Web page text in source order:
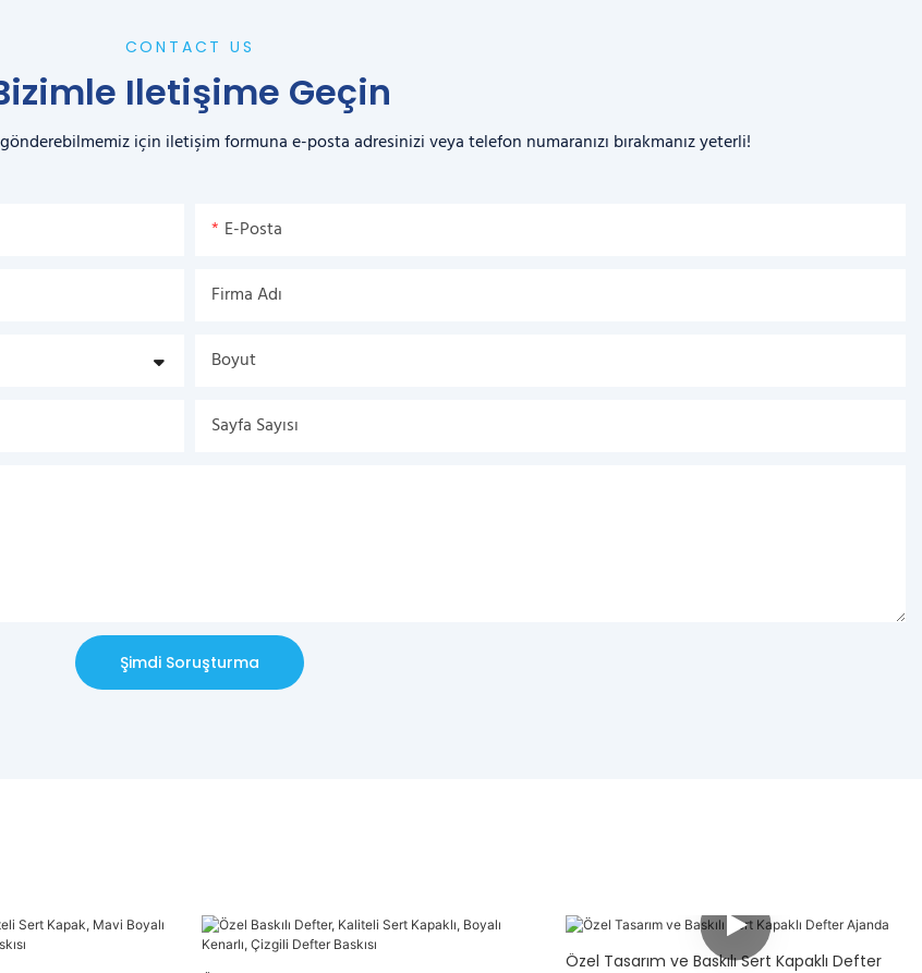
CONTACT US
Iletişime Geçin
için iletişim formuna e-posta adresinizi veya telefon numaranızı bırakmanız yeterli!
E-Posta
Firma Adı
Boyut
Sayfa Sayısı
Şimdi Soruşturma
Özel Tasarım ve Baskılı Sert Kapaklı Defter